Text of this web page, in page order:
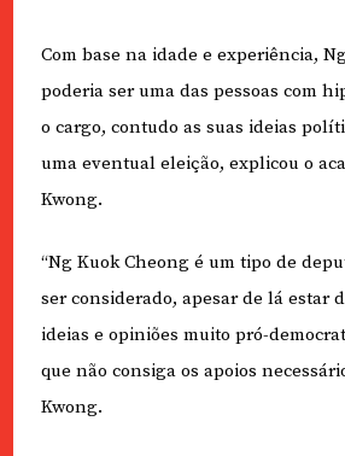
Com base na idade e experiência,
poderia ser uma das pessoas com
o cargo, contudo as suas ideias
uma eventual eleição, explicou o
Kwong.
“Ng Kuok Cheong é um tipo de
ser considerado, apesar de lá estar
ideias e opiniões muito pró-
que não consiga os apoios
Kwong.